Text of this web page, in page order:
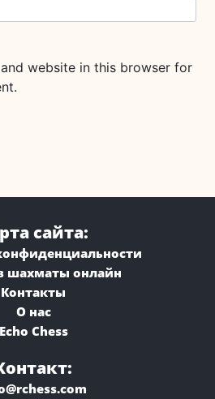
website in this browser for
сайта:
шахматы онлайн
Контакты
О нас
Echo Chess